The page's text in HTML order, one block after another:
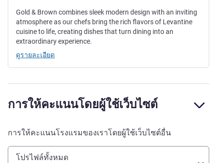
Gold & Brown combines sleek modern design with an inviting
atmosphere as our chefs bring the rich flavors of Levantine
cuisine to life, creating dishes that turn dining into an
extraordinary experience.
ดูรายละเอียด
การให้คะแนนโดยผู้ใช้เว็บไซต์
การให้คะแนนโรงแรมของเราโดยผู้ใช้เว็บไซต์อื่น
โปรไฟล์ทั้งหมด